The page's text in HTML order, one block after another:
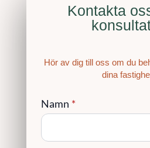
Kontakta
Hör av dig till oss om du
dina
Namn *